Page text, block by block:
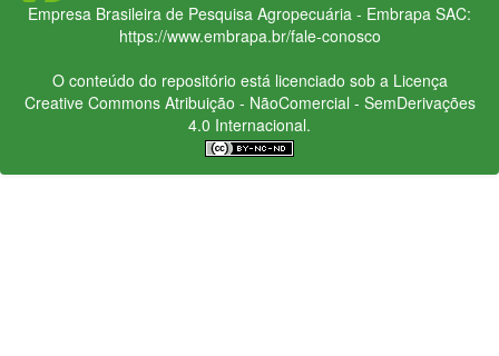
Empresa Brasileira de Pesquisa Agropecuária - Embrapa SAC:
https://www.embrapa.br/fale-conosco
O conteúdo do repositório está licenciado sob a Licença
Creative CommonsAtribuição - NãoComercial - SemDerivações
4.0 Internacional.